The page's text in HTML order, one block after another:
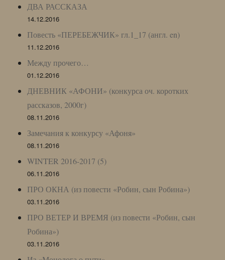
ДВА РАССКАЗА
14.12.2016
Повесть «ПЕРЕБЕЖЧИК» гл.1_17 (англ. en)
11.12.2016
Между прочего…
01.12.2016
ДНЕВНИК «АФОНИ» (конкурса оч. коротких
рассказов, 2000г)
08.11.2016
Замечания к конкурсу «Афоня»
08.11.2016
WINTER 2016-2017 (5)
06.11.2016
ПРО ОКНА (из повести «Робин, сын Робина»)
03.11.2016
ПРО ВЕТЕР И ВРЕМЯ (из повести «Робин, сын
Робина»)
03.11.2016